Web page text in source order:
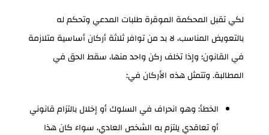
لكي تقبل المحكمة الموقرة طلبات المدعي وتحكم له
بالتعويض المناسب، لا بد من توافر ثلاثة أركان أساسية متلازمة
في القانون؛ وإذا تخلف ركن واحد منها، سقط الحق في
المطالبة. وتتمثل هذه الأركان في:
الخطأ: وهو انحراف في السلوك أو إخلال بالتزام قانوني
أو تعاقدي يلتزم به الشخص العادي، سواء كان هذا